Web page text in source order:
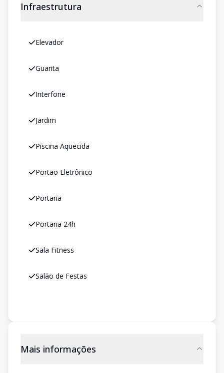
Infraestrutura
Elevador
Guarita
Interfone
Jardim
Piscina Aquecida
Portão Eletrônico
Portaria
Portaria 24h
Sala Fitness
Salão de Festas
Mais informações